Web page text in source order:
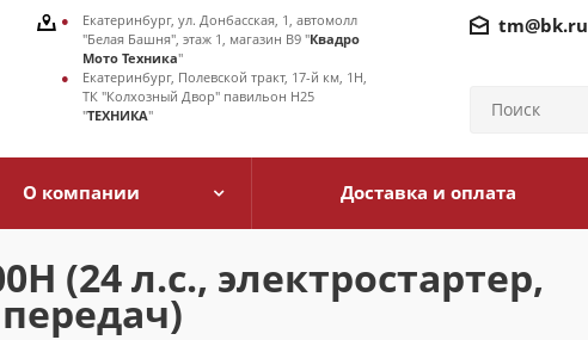
tm@bk.ru
Екатеринбург, ул. Донбасская, 1, автомолл
"Белая Башня", этаж 1, магазин В9 "Квадро
Мото Техника"
Екатеринбург, Полевской тракт, 17-й км, 1Н,
ТК "Колхозный Двор" павильон Н25
"ТЕХНИКА"
О компании Доставка и оплата
(24 л.с., электростартер,